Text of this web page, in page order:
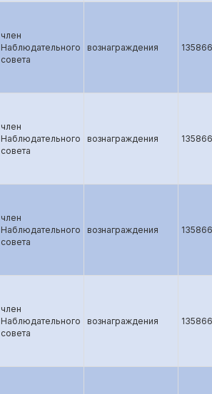
член
Наблюдательного
совета
вознаграждения
член
Наблюдательного
совета
вознаграждения
член
Наблюдательного
совета
вознаграждения
член
Наблюдательного
совета
вознаграждения